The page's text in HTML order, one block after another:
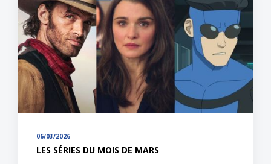
06/03/2026
LES SÉRIES DU MOIS DE MARS